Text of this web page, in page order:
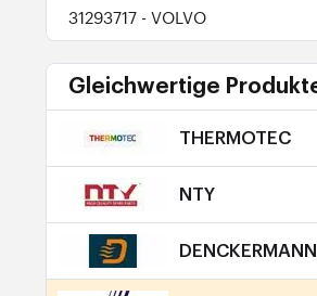
31293717 - VOLVO
Gleichwertige
THERMOTEC
NTY
DENCKERMANN